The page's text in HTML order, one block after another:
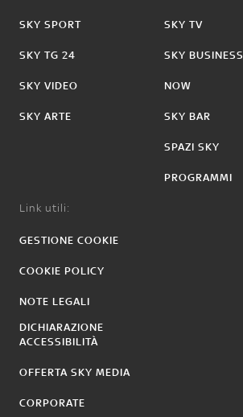
SKY SPORT
SKY TG 24
SKY VIDEO
SKY ARTE
SKY TV
SKY BUSINESS
NOW
SKY BAR
SPAZI SKY
PROGRAMMI
Link utili:
GESTIONE COOKIE
COOKIE POLICY
NOTE LEGALI
DICHIARAZIONE
ACCESSIBILITÀ
OFFERTA SKY MEDIA
CORPORATE